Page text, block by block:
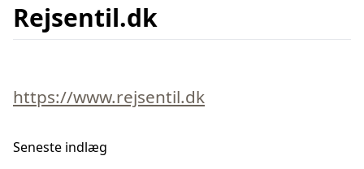
Rejsentil.dk
https://www.rejsentil.dk
Seneste indlæg